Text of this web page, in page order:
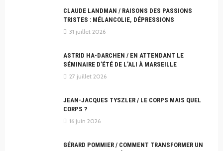
CLAUDE LANDMAN / RAISONS DES PASSIONS
TRISTES : MÉLANCOLIE, DÉPRESSIONS
31 juillet 2026
ASTRID HA-DARCHEN / EN ATTENDANT LE
SÉMINAIRE D’ÉTÉ DE L’ALI À MARSEILLE
27 juillet 2026
JEAN-JACQUES TYSZLER / LE CORPS MAIS QUEL
CORPS ?
16 juin 2026
GÉRARD POMMIER / COMMENT TRANSFORMER UN